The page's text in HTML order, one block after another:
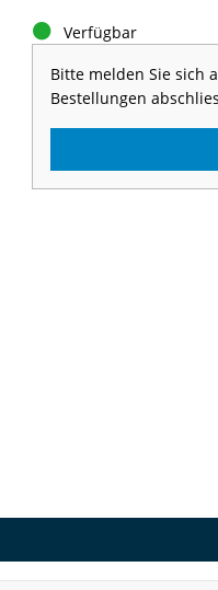
Verfügbar
Bitte melden Sie sich
Bestellungen